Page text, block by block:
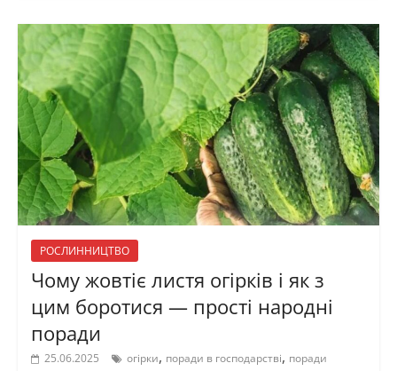
РОСЛИННИЦТВО
Чому жовтіє листя огірків і як з
цим боротися — прості народні
поради
25.06.2025 огірки, поради в господарстві, поради